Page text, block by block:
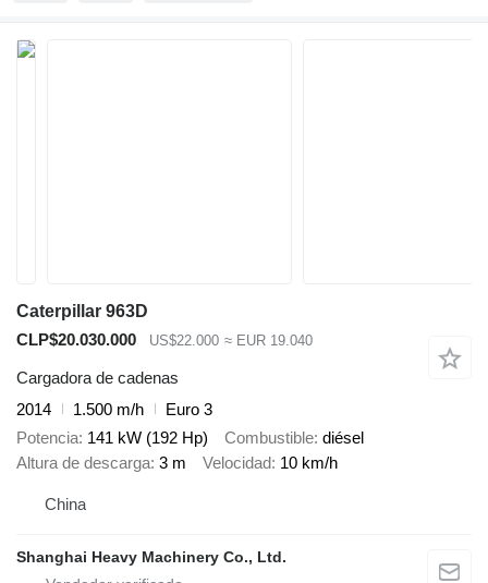
Caterpillar 963D
CLP$20.030.000
US$22.000 ≈ EUR 19.040
Cargadora de cadenas
2014
1.500 m/h
Euro 3
Potencia 141 kW (192 Hp) Combustible diésel
Altura de descarga 3 m Velocidad 10 km/h
China
Shanghai Heavy Machinery Co., Ltd.